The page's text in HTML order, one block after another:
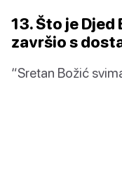
13. Što je
završio s
“Sretan Božić